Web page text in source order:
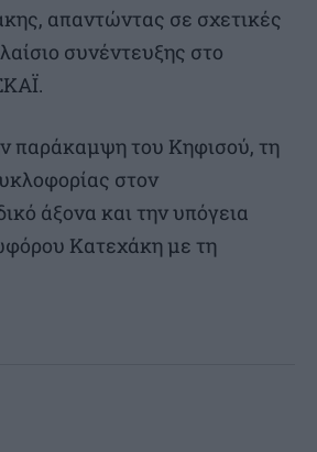
απαντώντας σε σχετικές
συνέντευξης στο
παράκαμψη του Κηφισού, τη
στον
άξονα και την υπόγεια
Κατεχάκη με τη